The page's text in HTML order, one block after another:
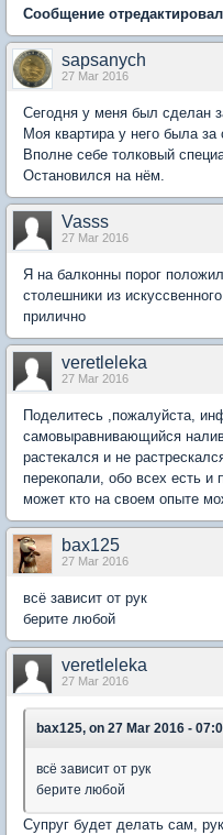
Сообщение
sapsanych
27 Mar 2016
Сегодня у меня был сделан
Моя квартира у него была
Вполне себе толковый
Остановился на нём.
Vasss
27 Mar 2016
Я на балконны порог
столешники из
прилично
veretleleka
27 Mar 2016
Поделитесь ,пожалуйста,
самовыравнивающийся
растекался и не
перекопали, обо всех есть
может кто на своем опыте
bax125
27 Mar 2016
всё зависит от рук
берите любой
veretleleka
27 Mar 2016
bax125, on 27 Mar 2016 -
всё зависит от рук
берите любой
Супруг будет делать сам,